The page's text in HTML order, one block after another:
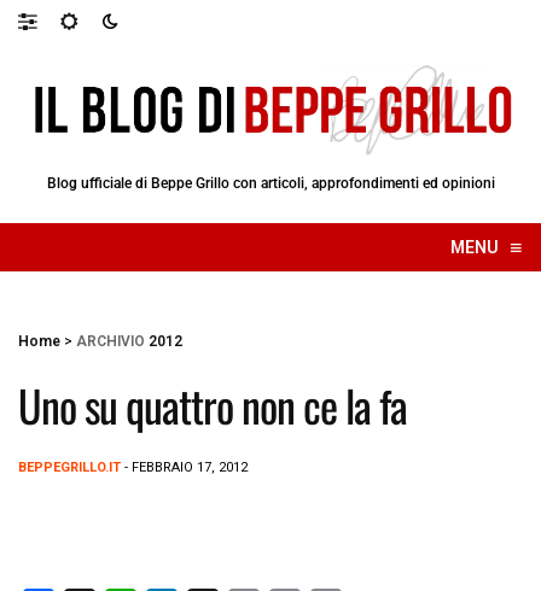
Blog ufficiale di Beppe Grillo con articoli, approfondimenti ed opinioni
MENU ≡
☰
Home > ARCHIVIO 2012
Uno su quattro non ce la fa
BEPPEGRILLO.IT - FEBBRAIO 17, 2012